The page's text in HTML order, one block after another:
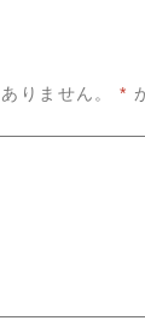
りません。 *